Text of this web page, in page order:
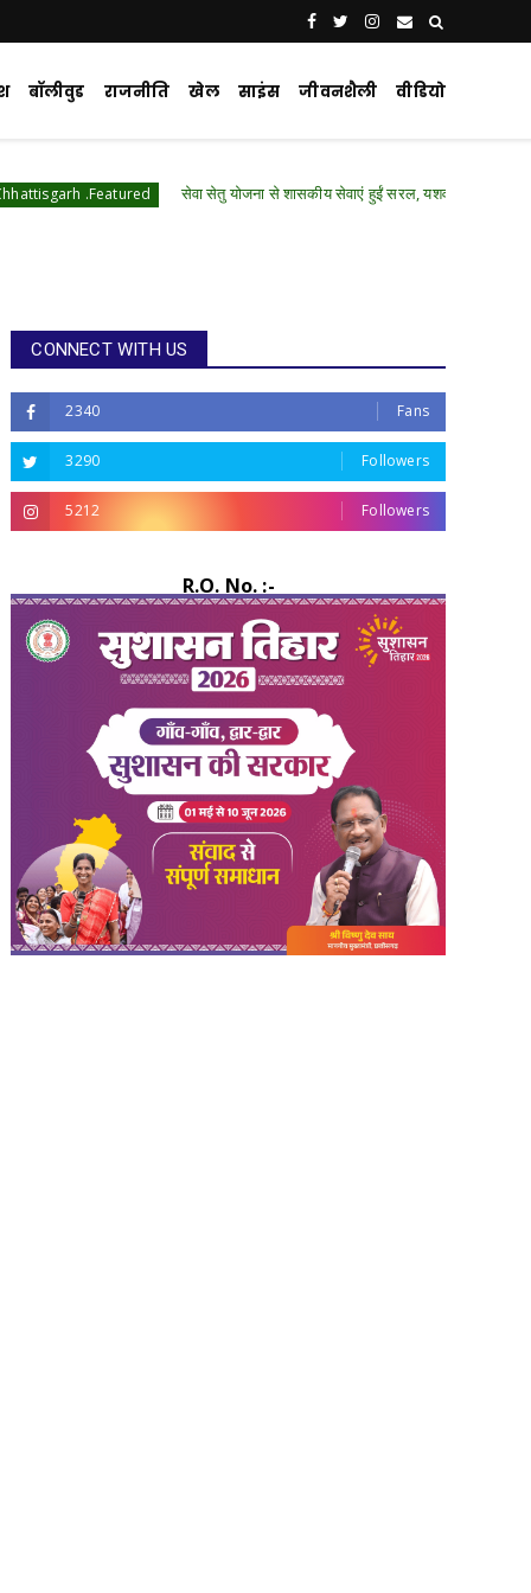
बॉलीवुड राजनीति खेल साइंस जीवनशैली वीडियो
सेवा सेतु योजना से शासकीय सेवाएं हुईं सरल, यशवंत कुम्भकार को समय पर मिला आय
CONNECT WITH US
2340 Fans
3290 Followers
5212 Followers
R.O. No. :-